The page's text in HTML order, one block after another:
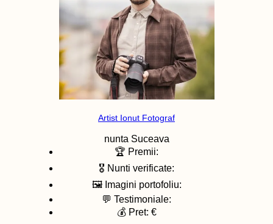
Artist Ionut Fotograf
nunta Suceava
🏆 Premii:
🎖️ Nunti verificate:
🖼️ Imagini portofoliu:
💬 Testimoniale:
💰 Pret: €